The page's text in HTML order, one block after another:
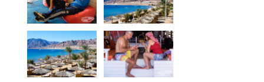
Materiallagerung
Materialverleih
Ort
Vetratoria Greece